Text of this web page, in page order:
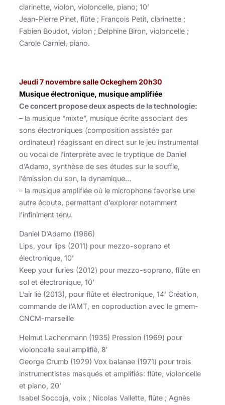
clarinette, violon, violoncelle, piano; 10’
Jean-Pierre Pinet, flûte ; François Petit, clarinette ;
Fabien Boudot, violon ; Delphine Biron, violoncelle ;
Carole Carniel, piano.
Jeudi 7 novembre salle Ockeghem 20h30
Musique électronique, musique amplifiée
Ce concert propose deux aspects de la technologie:
– la musique “mixte”, musique écrite associant des
sons électroniques (composition assistée par
ordinateur) réagissant en direct sur le jeu instrumental
ou vocal de l’interprète avec le tryptique de Daniel
d’Adamo, synthèse de ses études sur le souffle,
l’émission du son, la dynamique…
– la musique amplifiée où le microphone favorise une
autre écoute, permettant d’explorer notamment
l’infiniment ténu.
Daniel D’Adamo (1966)
Lips, your lips (2011) pour mezzo-soprano et
électronique, 10’
Keep your furies (2012) pour mezzo-soprano, flûte en
sol et électronique, 10’
L’air lié (2013), pour flûte et électronique, 14’ Création,
commande de l’AMT, en coproduction avec le gmem-
CNCM-marseille
Helmut Lachenmann (1935) Pression (1969) pour
violoncelle seul amplifié, 8′
George Crumb (1929) Vox balanae (1971) pour trois
instrumentistes masqués et amplifiés: flûte, violoncelle
et piano, 20’
Isabel Soccoja, voix ; Nicolas Vallette, flûte ; Agnès